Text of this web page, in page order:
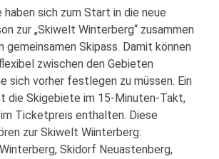
sich zum Start in die neue
zur „Skiwelt Winterberg“ zusammen
gemeinsamen Skipass. Damit können
zwischen den Gebieten
sich vorher festlegen zu müssen. Ein
die Skigebiete im 15-Minuten-Takt,
Ticketpreis enthalten. Diese
zur Skiwelt Wiinterberg:
Skidorf Neuastenberg,